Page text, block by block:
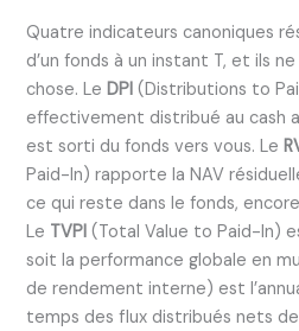
Quatre indicateurs canoniques
d’un fonds à un instant T, et ils
chose. LeDPI (Distributions to
effectivement distribué au cash
est sorti du fonds vers vous. Le
Paid-In) rapporte la NAV
ce qui reste dans le fonds,
Le TVPI (Total Value to Paid-In)
soit la performance globale en
de rendement interne) est
temps des flux distribués nets de